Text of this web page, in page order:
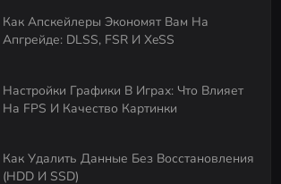
Как Апскейлеры Экономят Вам На
Апгрейде: DLSS, FSR И XeSS
Настройки Графики В Играх: Что Влияет
На FPS И Качество Картинки
Как Удалить Данные Без Восстановления
(HDD И SSD)